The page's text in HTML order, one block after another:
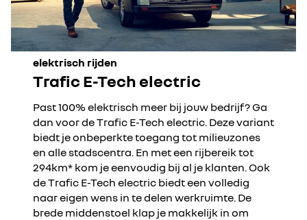
elektrisch rijden
Trafic E-Tech electric
Past 100% elektrisch meer bij jouw bedrijf? Ga
dan voor de Trafic E-Tech electric. Deze variant
biedt je onbeperkte toegang tot milieuzones
en alle stadscentra. En met een rijbereik tot
294km* kom je eenvoudig bij al je klanten. Ook
de Trafic E-Tech electric biedt een volledig
naar eigen wens in te delen werkruimte. De
brede middenstoel klap je makkelijk in om